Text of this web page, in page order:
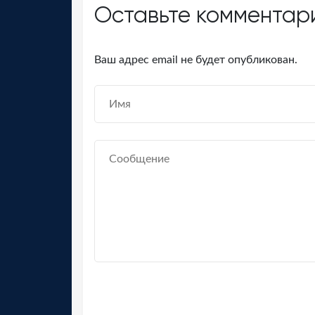
Оставьте
Ваш адрес email не будет опубликован.